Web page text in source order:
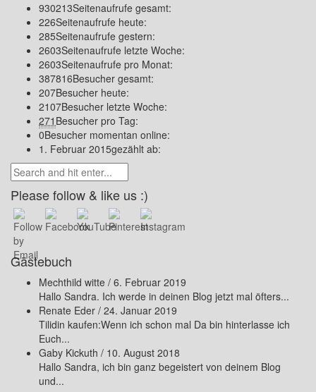
930213Seitenaufrufe gesamt:
226Seitenaufrufe heute:
285Seitenaufrufe gestern:
2603Seitenaufrufe letzte Woche:
2603Seitenaufrufe pro Monat:
387816Besucher gesamt:
207Besucher heute:
2107Besucher letzte Woche:
271 Besucher pro Tag:
0Besucher momentan online:
1. Februar 2015gezählt ab:
Please follow & like us :)
Gästebuch
Mechthild witte / 6. Februar 2019
Hallo Sandra. Ich werde in deinen Blog jetzt mal öfters...
Renate Eder / 24. Januar 2019
Tilidin kaufen:Wenn ich schon mal Da bin hinterlasse ich
Euch...
Gaby Kickuth / 10. August 2018
Hallo Sandra, ich bin ganz begeistert von deinem Blog
und...